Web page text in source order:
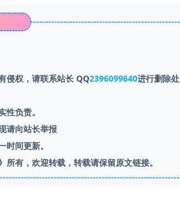
侵权，请联系站长 QQ2396099640进行删除处
负责。
请向站长举报
间更新。
所有，欢迎转载，转载请保留原文链接。